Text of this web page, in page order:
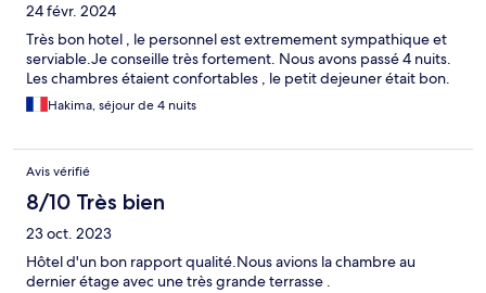
24 févr. 2024
Très bon hotel , le personnel est extremement sympathique et
serviable.Je conseille très fortement. Nous avons passé 4 nuits.
Les chambres étaient confortables , le petit dejeuner était bon.
Hakima, séjour de 4 nuits
Avis vérifié
8/10 Très bien
23 oct. 2023
Hôtel d'un bon rapport qualité.Nous avions la chambre au
dernier étage avec une très grande terrasse .